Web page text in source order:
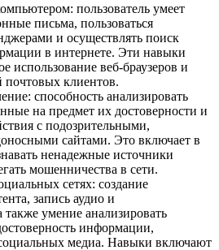
пользователь умеет
письма, пользоваться
и осуществлять поиск
в интернете. Эти навыки
использование веб-браузеров и
клиентов.
способность анализировать
на предмет их достоверности и
с подозрительными,
сайтами. Это включает в
ненадежные источники
мошенничества в сети.
сетях: создание
запись аудио и
также умение анализировать
информации,
медиа. Навыки включают